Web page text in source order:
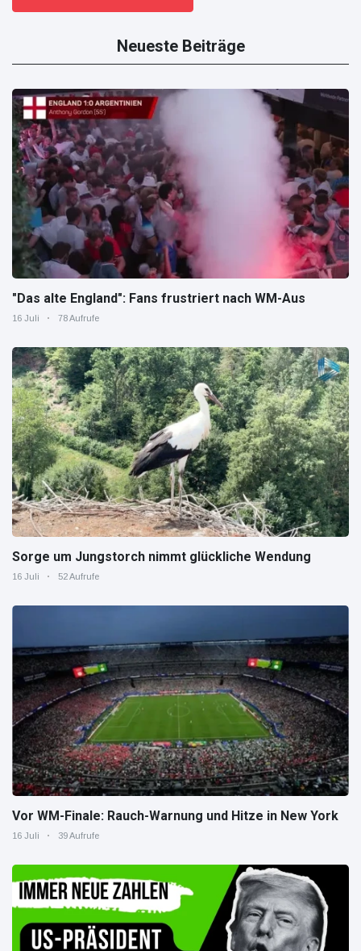
Neueste Beiträge
"Das alte England": Fans frustriert nach WM-Aus
16 Juli 78 Aufrufe
Sorge um Jungstorch nimmt glückliche Wendung
16 Juli 52 Aufrufe
Vor WM-Finale: Rauch-Warnung und Hitze in New York
16 Juli 39 Aufrufe